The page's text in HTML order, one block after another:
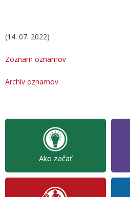
(14. 07. 2022)
Zoznam oznamov
Archív oznamov
Ako začať